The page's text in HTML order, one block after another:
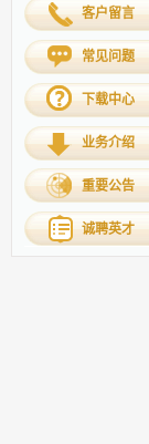
客户留言
常见问题
下载中心
业务介绍
重要公告
诚聘英才